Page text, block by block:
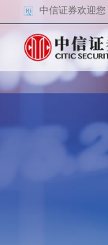
中信证券欢迎您